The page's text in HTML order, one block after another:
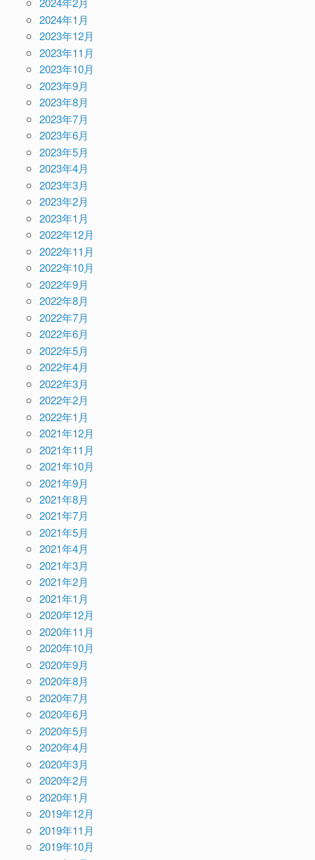
2024年1月
2023年12月
2023年11月
2023年10月
2023年9月
2023年8月
2023年7月
2023年6月
2023年5月
2023年4月
2023年3月
2023年2月
2023年1月
2022年12月
2022年11月
2022年10月
2022年9月
2022年8月
2022年7月
2022年6月
2022年5月
2022年4月
2022年3月
2022年2月
2022年1月
2021年12月
2021年11月
2021年10月
2021年9月
2021年8月
2021年7月
2021年5月
2021年4月
2021年3月
2021年2月
2021年1月
2020年12月
2020年11月
2020年10月
2020年9月
2020年8月
2020年7月
2020年6月
2020年5月
2020年4月
2020年3月
2020年2月
2020年1月
2019年12月
2019年11月
2019年10月